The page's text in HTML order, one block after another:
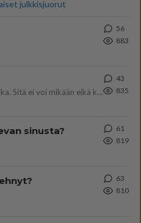
julkkisjuorut
56
883
Kohtaamme jälleen kun on oikea aika. Sitä ei voi mikään eikä kukaan estää <3 <3
43
835
sinusta?
61
819
63
810